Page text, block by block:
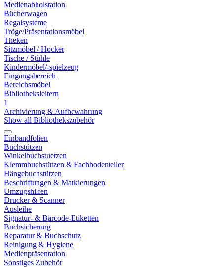
Medienabholstation
Bücherwagen
Regalsysteme
Tröge/Präsentationsmöbel
Theken
Sitzmöbel / Hocker
Tische / Stühle
Kindermöbel/-spielzeug
Eingangsbereich
Bereichsmöbel
Bibliotheksleitern
1
Archivierung & Aufbewahrung
Show all Bibliothekszubehör
Einbandfolien
Buchstützen
Winkelbuchstuetzen
Klemmbuchstützen & Fachbodenteiler
Hängebuchstützen
Beschriftungen & Markierungen
Umzugshilfen
Drucker & Scanner
Ausleihe
Signatur- & Barcode-Etiketten
Buchsicherung
Reparatur & Buchschutz
Reinigung & Hygiene
Medienpräsentation
Sonstiges Zubehör